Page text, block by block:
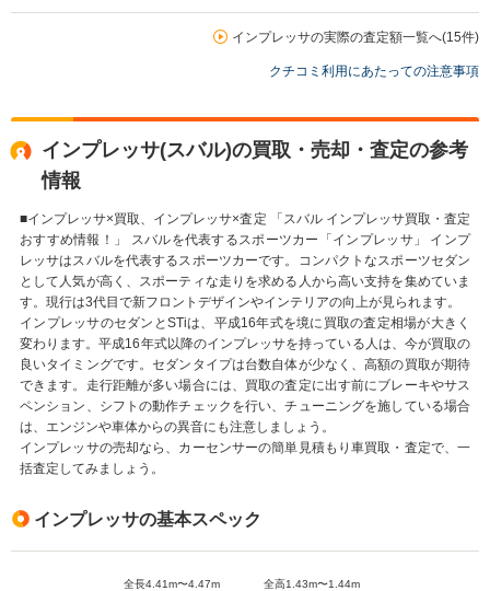
インプレッサの実際の査定額一覧へ(15件)
クチコミ利用にあたっての注意事項
インプレッサ(スバル)の買取・売却・査定の参考
情報
■インプレッサ×買取、インプレッサ×査定 「スバル インプレッサ買取・査定
おすすめ情報！」 スバルを代表するスポーツカー「インプレッサ」 インプ
レッサはスバルを代表するスポーツカーです。コンパクトなスポーツセダン
として人気が高く、スポーティな走りを求める人から高い支持を集めていま
す。現行は3代目で新フロントデザインやインテリアの向上が見られます。
インプレッサのセダンとSTiは、平成16年式を境に買取の査定相場が大きく
変わります。平成16年式以降のインプレッサを持っている人は、今が買取の
良いタイミングです。セダンタイプは台数自体が少なく、高額の買取が期待
できます。走行距離が多い場合には、買取の査定に出す前にブレーキやサス
ペンション、シフトの動作チェックを行い、チューニングを施している場合
は、エンジンや車体からの異音にも注意しましょう。
インプレッサの売却なら、カーセンサーの簡単見積もり車買取・査定で、一
括査定してみましょう。
インプレッサの基本スペック
全長4.41m〜4.47m 全高1.43m〜1.44m